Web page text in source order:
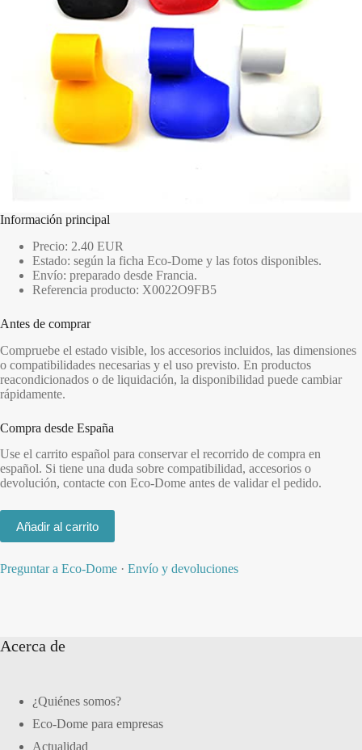
Información principal
Precio: 2.40 EUR
Estado: según la ficha Eco-Dome y las fotos disponibles.
Envío: preparado desde Francia.
Referencia producto: X0022O9FB5
Antes de comprar
Compruebe el estado visible, los accesorios incluidos, las dimensiones
o compatibilidades necesarias y el uso previsto. En productos
reacondicionados o de liquidación, la disponibilidad puede cambiar
rápidamente.
Compra desde España
Use el carrito español para conservar el recorrido de compra en
español. Si tiene una duda sobre compatibilidad, accesorios o
devolución, contacte con Eco-Dome antes de validar el pedido.
Añadir al carrito
Preguntar a Eco-Dome · Envío y devoluciones
Acerca de
¿Quiénes somos?
Eco-Dome para empresas
Actualidad